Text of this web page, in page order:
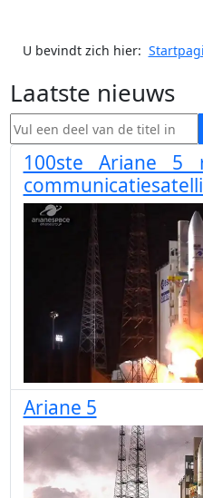
U bevindt zich hier:
Laatste nieuws
Vul een deel van de titel in
100ste Ariane 5
Ariane 5